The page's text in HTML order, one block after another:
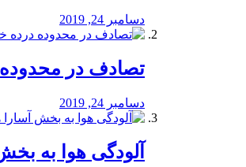
دسامبر 24, 2019
تصادف در محدوده
دسامبر 24, 2019
آلودگی هوا به